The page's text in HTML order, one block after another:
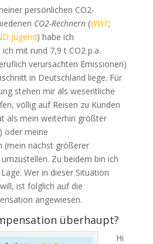
persönlichen CO2-
CO2-Rechnern(WWF;
Jugend) habe ich
mit rund 7,9 t CO2 p.a.
verursachten Emissionen)
in Deutschland liege. Für
stehen mir als wesentliche
völlig auf Reisen zu Kunden
als mein weiterhin größter
oder meine
(mein nächst größerer
Zu beidem bin ich
Wer in dieser Situation
ist folglich auf die
angewiesen.
überhaupt?
Hi